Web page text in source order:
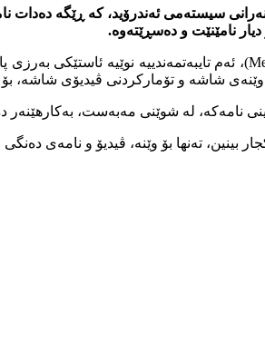
نامێنێت و دەسڕێتەوە.
شاشە و تۆمارکردنی ڤیدیۆی شاشە، بۆ
نامەکە، لە شوێنی مەبەست،
بینین، تەنها بۆ وێنە، ڤیدیۆ و نامەی